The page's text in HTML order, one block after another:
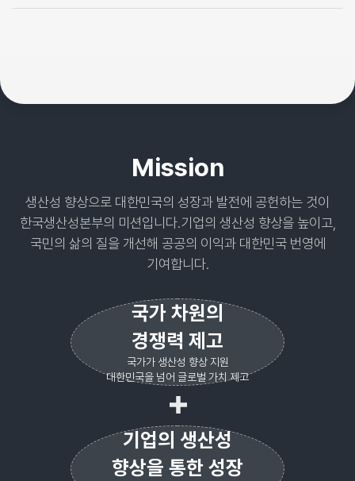
Mission
생산성 향상으로 대한민국의 성장과 발전에 공헌하는 것이
한국생산성본부의 미션입니다.기업의 생산성 향상을 높이고,
국민의 삶의 질을 개선해 공공의 이익과 대한민국 번영에
기여합니다.
국가 차원의
경쟁력 제고
국가가 생산성 향상 지원
대한민국을 넘어 글로벌 가치 제고
기업의 생산성
향상을 통한 성장